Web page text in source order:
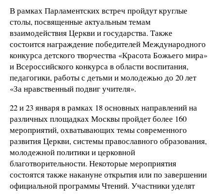
В рамках Парламентских встреч пройдут круглые
столы, посвященные актуальным темам
взаимодействия Церкви и государства. Также
состоится награждение победителей Международного
конкурса детского творчества «Красота Божьего мира»
и Всероссийского конкурса в области воспитания,
педагогики, работы с детьми и молодежью до 20 лет
«За нравственный подвиг учителя».
22 и 23 января в рамках 18 основных направлений на
различных площадках Москвы пройдет более 160
мероприятий, охватывающих темы современного
развития Церкви, системы православного образования,
молодежной политики и церковной
благотворительности. Некоторые мероприятия
состоятся также накануне открытия или по завершении
официальной программы Чтений. Участники уделят